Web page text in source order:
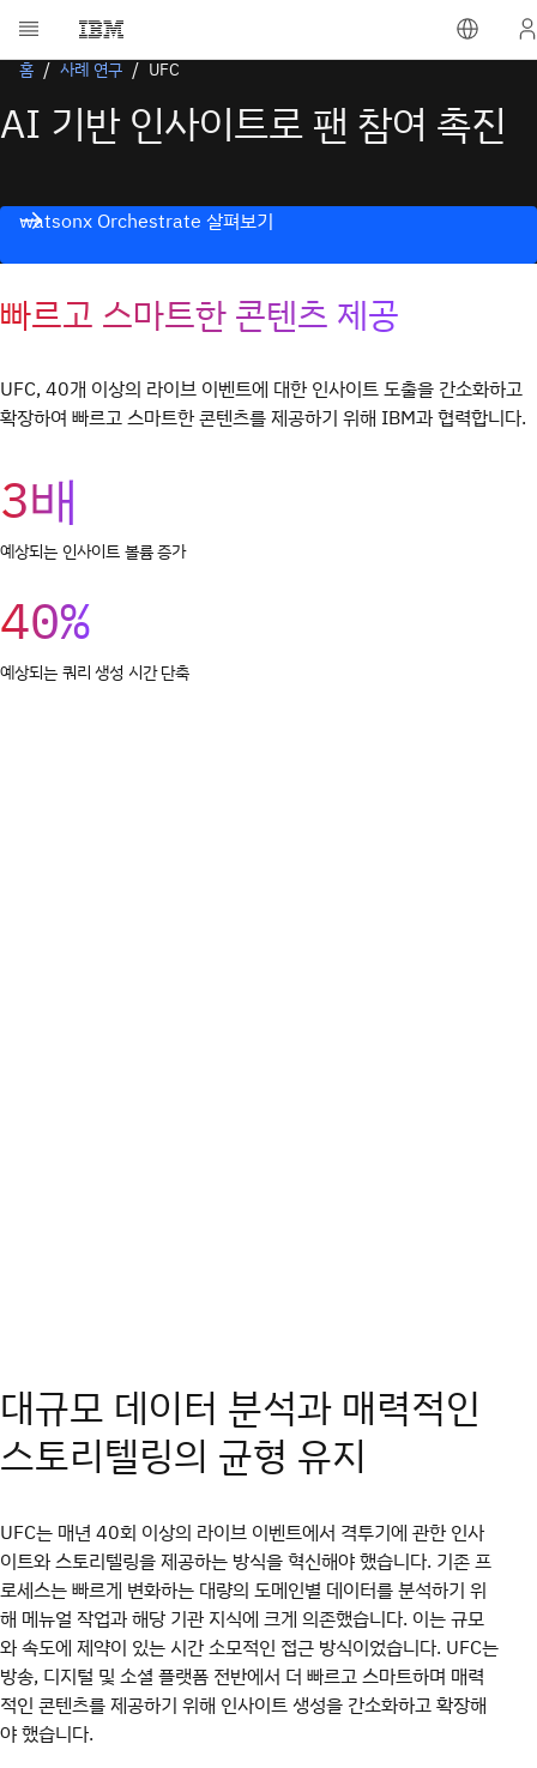
홈 사례 연구 UFC
AI 기반 인사이트로 팬 참여 촉진
watsonx Orchestrate 살펴보기
빠르고 스마트한 콘텐츠 제공
UFC, 40개 이상의 라이브 이벤트에 대한 인사이트 도출을 간소화하고
확장하여 빠르고 스마트한 콘텐츠를 제공하기 위해 IBM과 협력합니다.
3배
예상되는 인사이트 볼륨 증가
40%
예상되는 쿼리 생성 시간 단축
대규모 데이터 분석과 매력적인
스토리텔링의 균형 유지
UFC는 매년 40회 이상의 라이브 이벤트에서 격투기에 관한 인사
이트와 스토리텔링을 제공하는 방식을 혁신해야 했습니다. 기존 프
로세스는 빠르게 변화하는 대량의 도메인별 데이터를 분석하기 위
해 메뉴얼 작업과 해당 기관 지식에 크게 의존했습니다. 이는 규모
와 속도에 제약이 있는 시간 소모적인 접근 방식이었습니다. UFC는
방송, 디지털 및 소셜 플랫폼 전반에서 더 빠르고 스마트하며 매력
적인 콘텐츠를 제공하기 위해 인사이트 생성을 간소화하고 확장해
야 했습니다.